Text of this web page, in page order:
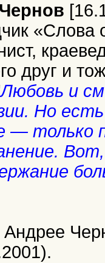
«Слова
друг и
Любовь и
Но
— только
Андрее